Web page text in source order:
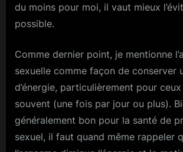
du moins pour moi, il vaut mieux
possible.
Comme dernier point, je mentionne
sexuelle comme façon de conserver
d’énergie, particulièrement pour
souvent (une fois par jour ou plus).
généralement bon pour la santé de
sexuel, il faut quand même rappeler